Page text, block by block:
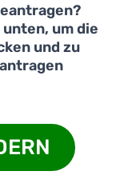
um die
und zu